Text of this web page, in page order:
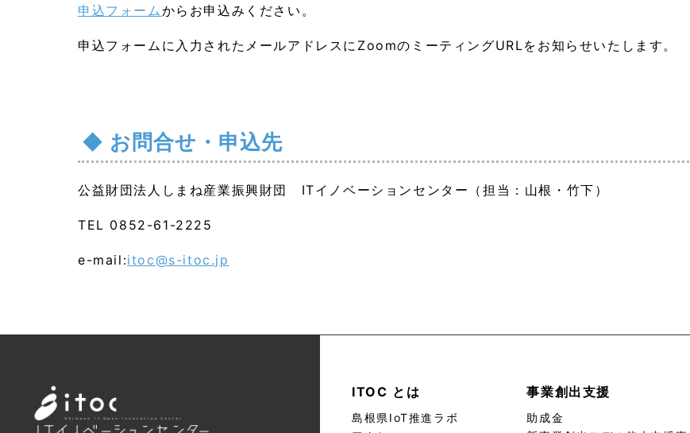
申込フォームからお申込みください。
申込フォームに入力されたメールアドレスにZoomのミーティングURLをお知らせいたします。
お問合せ・申込先
公益財団法人しまね産業振興財団 ITイノベーションセンター（担当：山根・竹下）
TEL 0852-61-2225
e-mail:itoc@s-itoc.jp
ITOC とは
島根県IoT推進ラボ
事業創出支援
助成金